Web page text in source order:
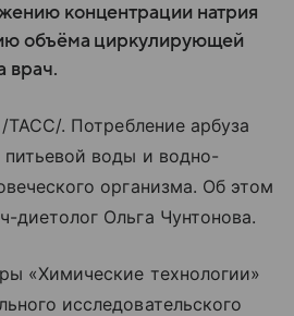
концентрации натрия
объёма циркулирующей
врач.
. Потребление арбуза
воды и водно-
организма. Об этом
диетолог Ольга Чунтонова.
«Химические технологии»
исследовательского